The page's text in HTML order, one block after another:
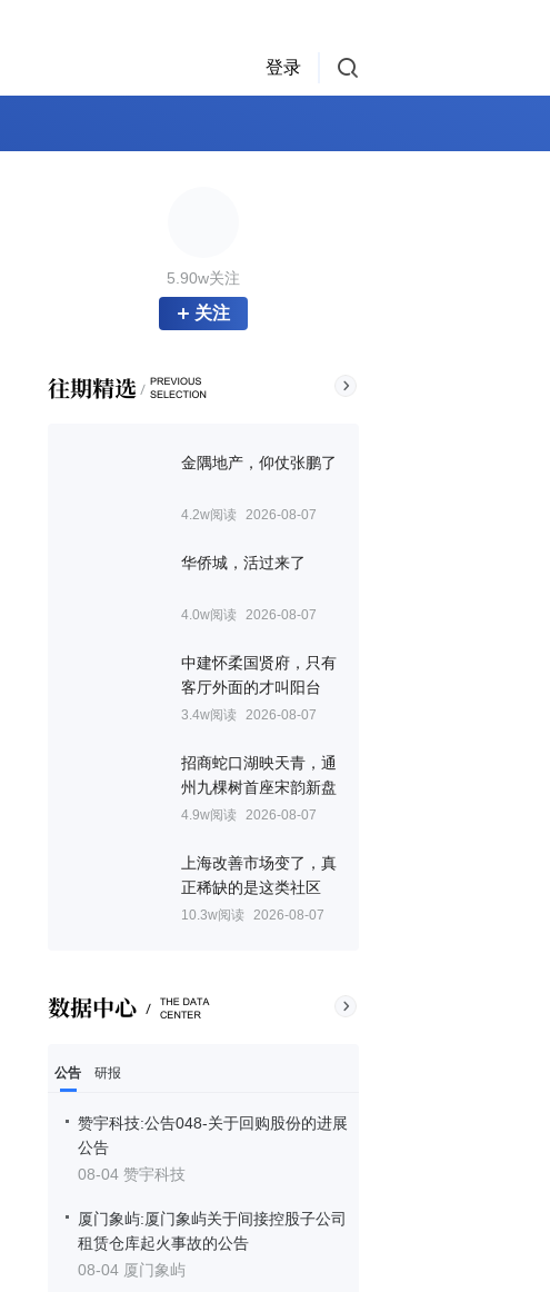
登录
5.90w关注
关注
金隅地产，仰仗张鹏了
4.2w阅读 2026-08-07
华侨城，活过来了
4.0w阅读 2026-08-07
中建怀柔国贤府，只有
客厅外面的才叫阳台
3.4w阅读 2026-08-07
招商蛇口湖映天青，通
州九棵树首座宋韵新盘
4.9w阅读 2026-08-07
上海改善市场变了，真
正稀缺的是这类社区
10.3w阅读 2026-08-07
公告 研报
赞宇科技:公告048-关于回购股份的进展
公告
08-04 赞宇科技
厦门象屿:厦门象屿关于间接控股子公司
租赁仓库起火事故的公告
08-04 厦门象屿